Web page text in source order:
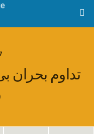
تداوم بحران